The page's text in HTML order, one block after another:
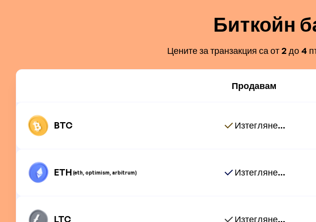
Биткойн
Цените за транзакция са от 2 до 4
Продавам
BTC Изтегляне...
ETH (eth, optimism, arbitrum) Изтегляне...
LTC Изтегляне...